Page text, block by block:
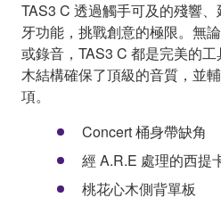
TAS3 C 透過觸手可及的殘響
牙功能，挑戰創意的極限。無
或錄音，TAS3 C 都是完美的
木結構確保了頂級的音質，並
項。
Concert 桶身帶缺角
經 A.R.E 處理的西提
桃花心木側背單板